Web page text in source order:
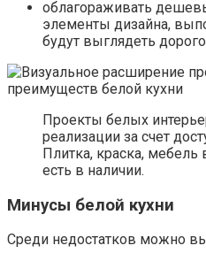
облагораживать
элементы дизайна,
будут выглядеть
Проекты белых
реализации за счет
Плитка, краска, мебель
есть в наличии.
Минусы белой кухни
Среди недостатков можно